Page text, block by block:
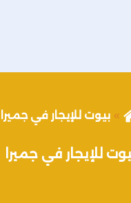
بيوت للإيجار في جميرا
للإيجار في جميرا